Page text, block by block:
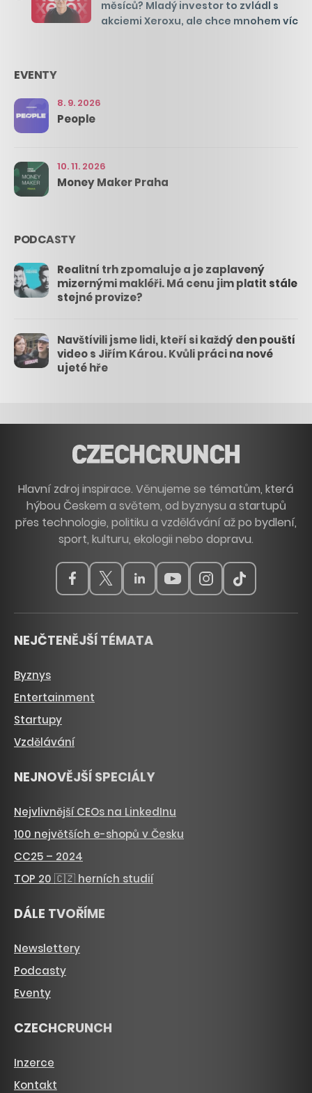
měsíců? Mladý investor to zvládl s
akciemi Xeroxu, ale chce mnohem víc
EVENTY
8. 9. 2026
People
10. 11. 2026
Money Maker Praha
PODCASTY
Realitní trh zpomaluje a je zaplavený
mizernými makléři. Má cenu jim platit stále
stejné provize?
Navštívili jsme lidi, kteří si každý den pouští
video s Jiřím Károu. Kvůli práci na nové
ujeté hře
Hlavní zdroj inspirace. Věnujeme se tématům, která
hýbou Českem a světem, od byznysu a startupů
přes technologie, politiku a vzdělávání až po bydlení,
sport, kulturu, ekologii nebo dopravu.
NEJČTENĚJŠÍ TÉMATA
Byznys
Entertainment
Startupy
Vzdělávání
NEJNOVĚJŠÍ SPECIÁLY
Nejvlivnější CEOs na LinkedInu
100 největších e-shopů v Česku
CC25 – 2024
TOP 20 🇨🇿 herních studií
DÁLE TVOŘÍME
Newslettery
Podcasty
Eventy
CZECHCRUNCH
Inzerce
Kontakt